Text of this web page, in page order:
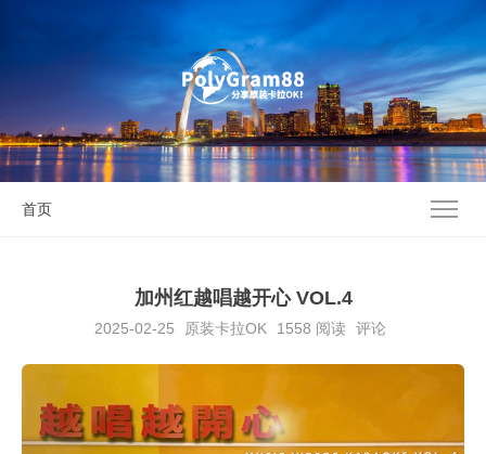
首页
加州红越唱越开心 VOL.4
2025-02-25 原装卡拉OK 1558 阅读 评论